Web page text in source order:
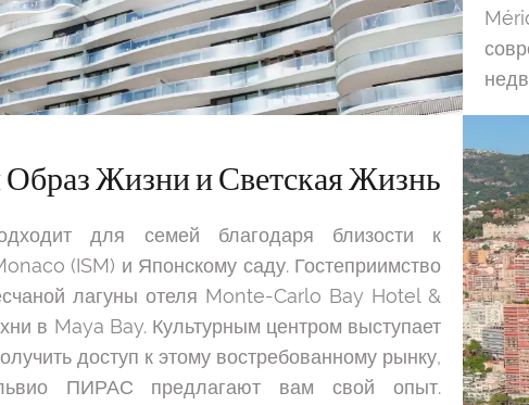
Жизни и Светская Жизнь
для семей благодаря близости к
(ISM) и Японскому саду. Гостеприимство
лагуны отеля Monte-Carlo Bay Hotel &
в Maya Bay. Культурным центром выступает
доступ к этому востребованному рынку,
ПИРАС предлагают вам свой опыт.